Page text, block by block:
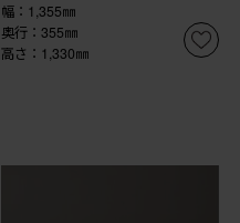
幅：1,355㎜
奥行：355㎜
高さ：1,330㎜